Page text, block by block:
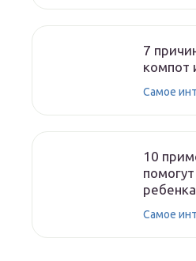
7
компот
Самое
10
ребенка
Самое